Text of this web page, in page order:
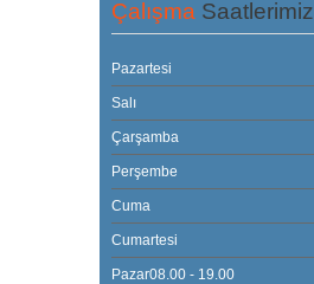
Çalışma Saatlerimiz
Pazartesi
Salı
Çarşamba
Perşembe
Cuma
Cumartesi
Pazar08.00 - 19.00